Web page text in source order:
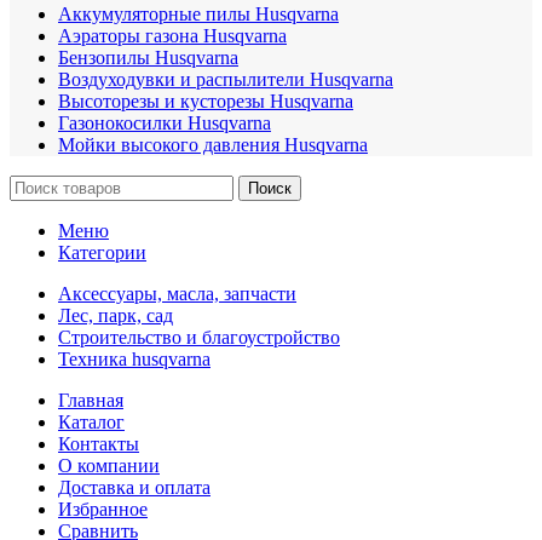
Аккумуляторные пилы Husqvarna
Аэраторы газона Husqvarna
Бензопилы Husqvarna
Воздуходувки и распылители Husqvarna
Высоторезы и кусторезы Husqvarna
Газонокосилки Husqvarna
Мойки высокого давления Husqvarna
Поиск
Меню
Категории
Аксессуары, масла, запчасти
Лес, парк, сад
Строительство и благоустройство
Техника husqvarna
Главная
Каталог
Контакты
О компании
Доставка и оплата
Избранное
Сравнить